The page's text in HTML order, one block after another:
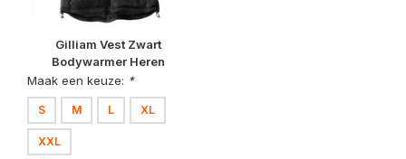
Gilliam Vest Zwart
Bodywarmer Heren
Maak een keuze: *
S M L XL
XXL